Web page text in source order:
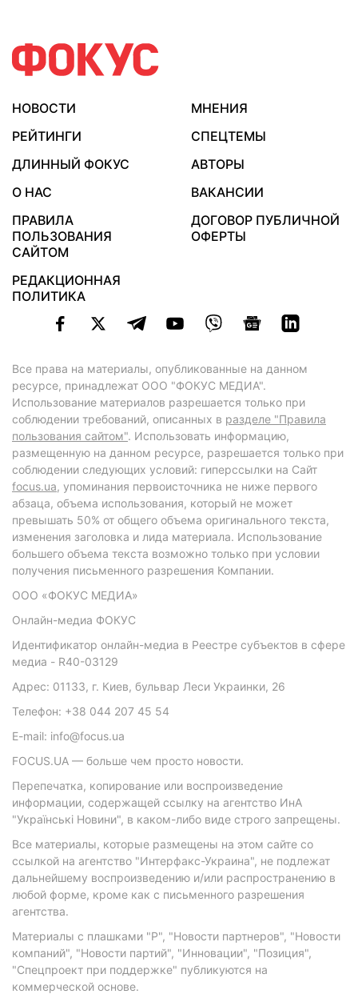
НОВОСТИ
МНЕНИЯ
РЕЙТИНГИ
СПЕЦТЕМЫ
ДЛИННЫЙ ФОКУС
АВТОРЫ
О НАС
ВАКАНСИИ
ПРАВИЛА
ПОЛЬЗОВАНИЯ
САЙТОМ
ДОГОВОР ПУБЛИЧНОЙ
ОФЕРТЫ
РЕДАКЦИОННАЯ
ПОЛИТИКА
Все права на материалы, опубликованные на данном
ресурсе, принадлежат ООО "ФОКУС МЕДИА".
Использование материалов разрешается только при
соблюдении требований, описанных в разделе "Правила
пользования сайтом". Использовать информацию,
размещенную на данном ресурсе, разрешается только при
соблюдении следующих условий: гиперссылки на Сайт
focus.ua, упоминания первоисточника не ниже первого
абзаца, объема использования, который не может
превышать 50% от общего объема оригинального текста,
изменения заголовка и лида материала. Использование
большего объема текста возможно только при условии
получения письменного разрешения Компании.
ООО «ФОКУС МЕДИА»
Онлайн-медиа ФОКУС
Идентификатор онлайн-медиа в Реестре субъектов в сфере
медиа - R40-03129
Адрес: 01133, г. Киев, бульвар Леси Украинки, 26
Телефон: +38 044 207 45 54
E-mail: info@focus.ua
FOCUS.UA — больше чем просто новости.
Перепечатка, копирование или воспроизведение
информации, содержащей ссылку на агентство ИнА
"Українські Новини", в каком-либо виде строго запрещены.
Все материалы, которые размещены на этом сайте со
ссылкой на агентство "Интерфакс-Украина", не подлежат
дальнейшему воспроизведению и/или распространению в
любой форме, кроме как с письменного разрешения
агентства.
Материалы с плашками "Р", "Новости партнеров", "Новости
компаний", "Новости партий", "Инновации", "Позиция",
"Спецпроект при поддержке" публикуются на
коммерческой основе.